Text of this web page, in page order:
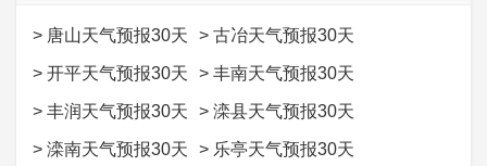
> 唐山天气预报30天 > 古冶天气预报30天
> 开平天气预报30天 > 丰南天气预报30天
> 丰润天气预报30天 > 滦县天气预报30天
> 滦南天气预报30天 > 乐亭天气预报30天